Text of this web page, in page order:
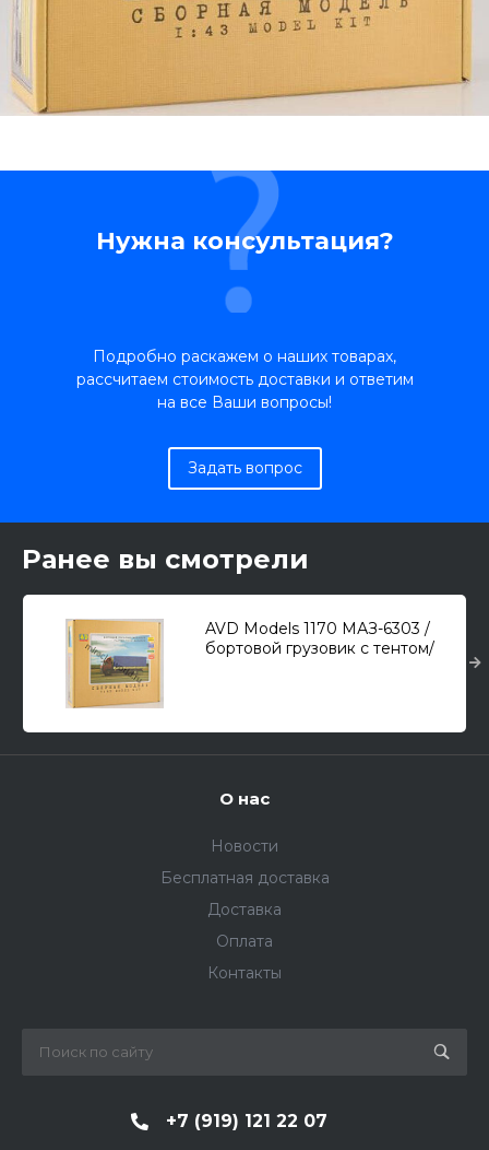
Нужна консультация?
Подробно раскажем о наших товарах,
рассчитаем стоимость доставки и ответим
на все Ваши вопросы!
Задать вопрос
Ранее вы смотрели
AVD Models 1170 МАЗ-6303 /
бортовой грузовик с тентом/
О нас
Новости
Бесплатная доставка
Доставка
Оплата
Контакты
+7 (919) 121 22 07